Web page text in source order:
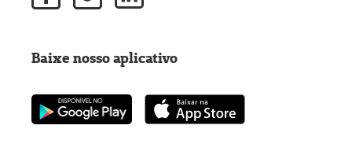
Baixe nosso aplicativo